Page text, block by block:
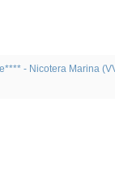
- Nicotera Marina